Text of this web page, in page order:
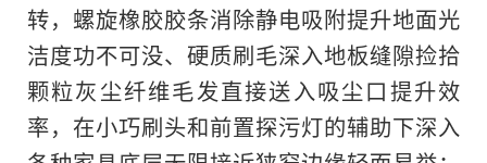
转，螺旋橡胶胶条消除静电吸附提升地面光
洁度功不可没、硬质刷毛深入地板缝隙捡拾
颗粒灰尘纤维毛发直接送入吸尘口提升效
率，在小巧刷头和前置探污灯的辅助下深入